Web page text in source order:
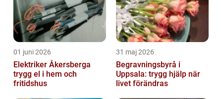
01 juni 2026
Elektriker Åkersberga
trygg el i hem och
fritidshus
31 maj 2026
Begravningsbyrå i
Uppsala: trygg hjälp när
livet förändras